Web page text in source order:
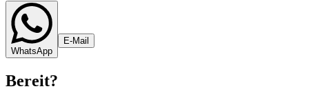
WhatsApp
E-Mail
Bereit?